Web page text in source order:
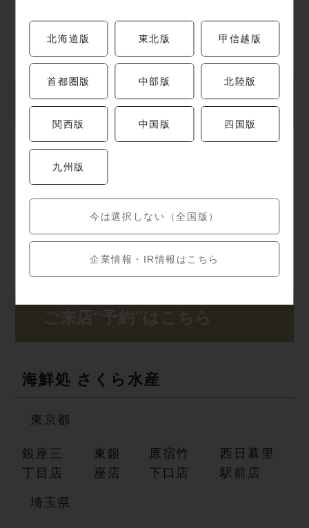
北海道版 東北版 甲信越版
首都圏版 中部版 北陸版
関西版 中国版 四国版
九州版
今は選択しない（全国版）
企業情報・IR情報はこちら
一匹からわずかしか取れないエンガワ。
そのコリコリとした食感と脂の甘みは、まさに一期一
会の贅沢。
今夜の地酒レ コ メ ン ド
田酒 特別純米 （ 青 森 ）
米の旨味がしっかりとした「田酒」は、クエの濃厚な
コラーゲンや脂とがっちり四つに組み合います。
お互いのポテンシャルを高め合う、横綱級のペアリン
ご来店“予約” は こ ち ら
海鮮処 さ く ら 水 産
東 京 都
銀座三
丁目店
東銀
座店
原宿竹
下口店
西日暮里
駅前店
埼 玉 県